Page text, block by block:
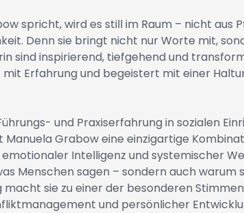
spricht, wird es still im Raum – nicht aus
Denn sie bringt nicht nur Worte mit,
sind inspirierend, tiefgehend und
Erfahrung und begeistert mit einer
und Praxiserfahrung in sozialen
Grabow eine einzigartige
Intelligenz und systemischer
Menschen sagen – sondern auch warum
sie zu einer der besonderen
und persönlicher